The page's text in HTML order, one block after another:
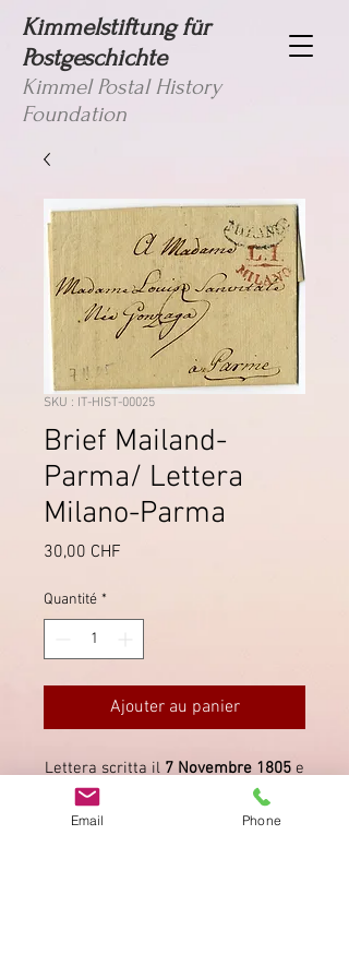
Kimmelstiftung für
Postgeschichte
Kimmel Postal History
Foundation
SKU : IT-HIST-00025
Brief Mailand-
Parma/ Lettera
Milano-Parma
30,00 CHF
Quantité *
Ajouter au panier
Lettera scritta il 7 Novembre 1805 e
spedita da Milano a Parma. Presenti
i bolli5.53
(usato in partenza) ed il
Email Phone